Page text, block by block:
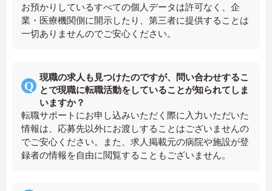
お預かりしているすべての個人データは許可なく、企
業・医療機関側に開示したり、第三者に提供することは
一切ありませんのでご安心ください。
現職の求人も見つけたのですが、問い合わせするこ
とで現職に転職活動をしていることが知られてしま
いますか？
転職サポートにお申し込みいただく際に入力いただいた
情報は、応募先以外にお渡しすることはございませんの
でご安心ください。また、求人掲載元の病院や施設が登
録者の情報を自由に閲覧することもございません。